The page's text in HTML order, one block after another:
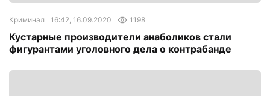
Криминал 16:42, 16.09.2020 1198
Кустарные производители анаболиков стали
фигурантами уголовного дела о контрабанде